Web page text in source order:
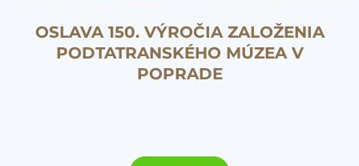
OSLAVA 150. VÝROČIA ZALOŽENIA
PODTATRANSKÉHO MÚZEA V
POPRADE